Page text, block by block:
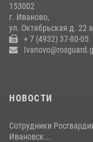
16 июля 2026, 08:32
153002
г. Иваново,
ул. Октябрьская д. 22 а
+ 7 (4932) 37-80-05
НОВОСТИ
Сотрудники
Ивановск...